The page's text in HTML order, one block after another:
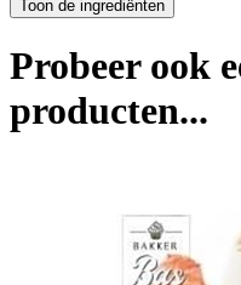
Probeer ook
producten...